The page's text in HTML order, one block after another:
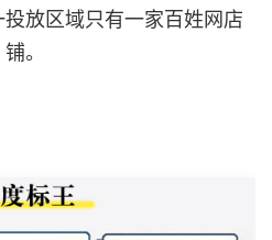
放区域只有一家百姓网店
铺。